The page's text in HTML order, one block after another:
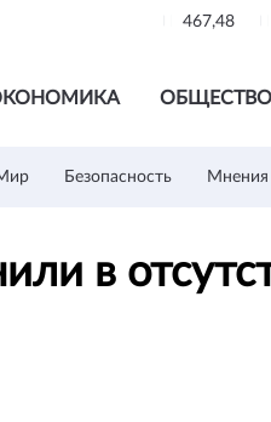
467,48
ОБЩЕСТВО
Безопасность Мнения
в